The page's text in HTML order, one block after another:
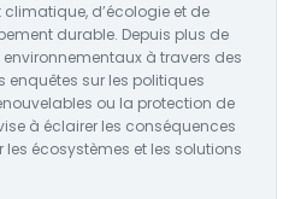
d’écologie et de
durable. Depuis plus de
environnementaux à travers des
enquêtes sur les politiques
ou la protection de
à éclairer les conséquences
écosystèmes et les solutions